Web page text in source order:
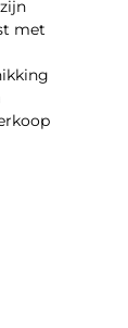
met